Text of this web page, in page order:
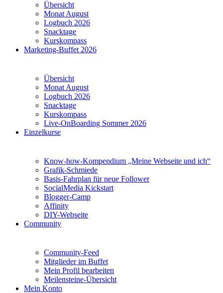
Übersicht
Monat August
Logbuch 2026
Snacktage
Kurskompass
Marketing-Buffet 2026
Übersicht
Monat August
Logbuch 2026
Snacktage
Kurskompass
Live-OnBoarding Sommer 2026
Einzelkurse
Know-how-Kompendium „Meine Webseite und ich“
Grafik-Schmiede
Basis-Fahrplan für neue Follower
SocialMedia Kickstart
Blogger-Camp
Affinity
DIY-Webseite
Community
Community-Feed
Mitglieder im Buffet
Mein Profil bearbeiten
Meilensteine-Übersicht
Mein Konto